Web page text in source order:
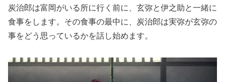
炭治郎は富岡がいる所に行く前に、玄弥と伊之助と一緒に
食事をします。その食事の最中に、炭治郎は実弥が玄弥の
事をどう思っているかを話し始めます。